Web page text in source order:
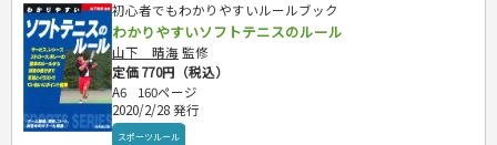
初心者でもわかりやすいルールブック
わかりやすいソフトテニスのルール
山下 晴海監修
定価 770円（税込）
A6
160ページ
2020/2/28 発行
スポーツルール